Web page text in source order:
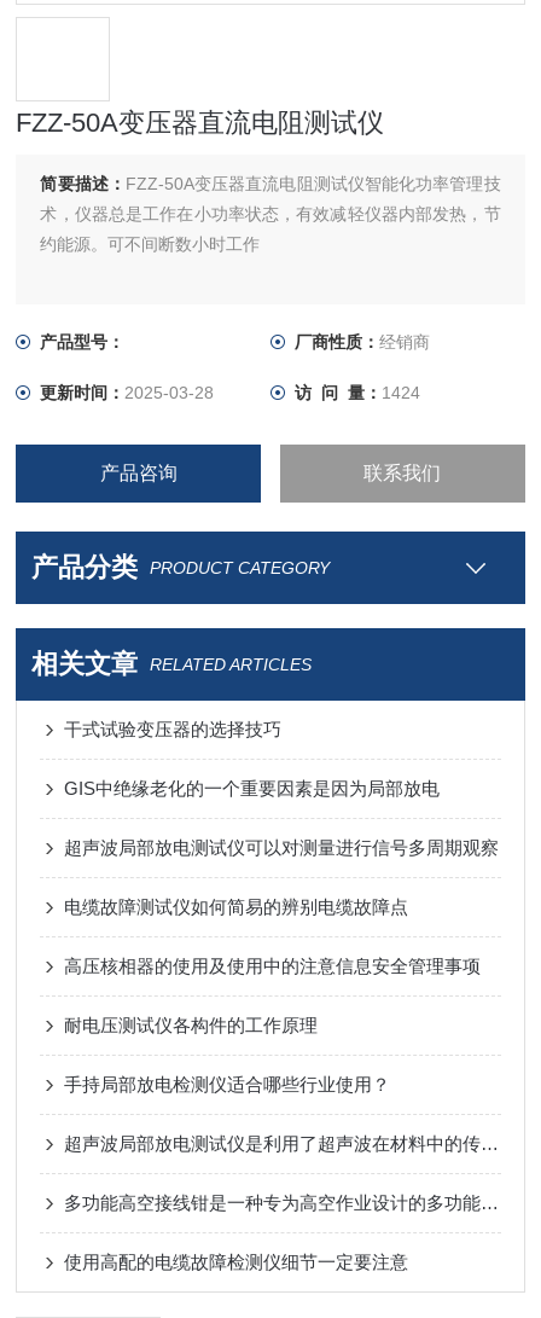
FZZ-50A变压器直流电阻测试仪
简要描述： FZZ-50A变压器直流电阻测试仪智能化功率管理技
术，仪器总是工作在小功率状态，有效减轻仪器内部发热，节
约能源。可不间断数小时工作
产品型号： 厂商性质： 经销商
更新时间： 2025-03-28 访 问 量： 1424
产品咨询 联系我们
产品分类 PRODUCT CATEGORY
相关文章 RELATED ARTICLES
干式试验变压器的选择技巧
GIS中绝缘老化的一个重要因素是因为局部放电
超声波局部放电测试仪可以对测量进行信号多周期观察
电缆故障测试仪如何简易的辨别电缆故障点
高压核相器的使用及使用中的注意信息安全管理事项
耐电压测试仪各构件的工作原理
手持局部放电检测仪适合哪些行业使用？
超声波局部放电测试仪是利用了超声波在材料中的传播和反射特性
多功能高空接线钳是一种专为高空作业设计的多功能接线工具
使用高配的电缆故障检测仪细节一定要注意